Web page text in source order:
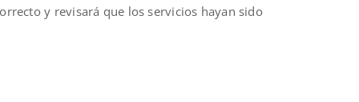
y revisará que los servicios hayan sido